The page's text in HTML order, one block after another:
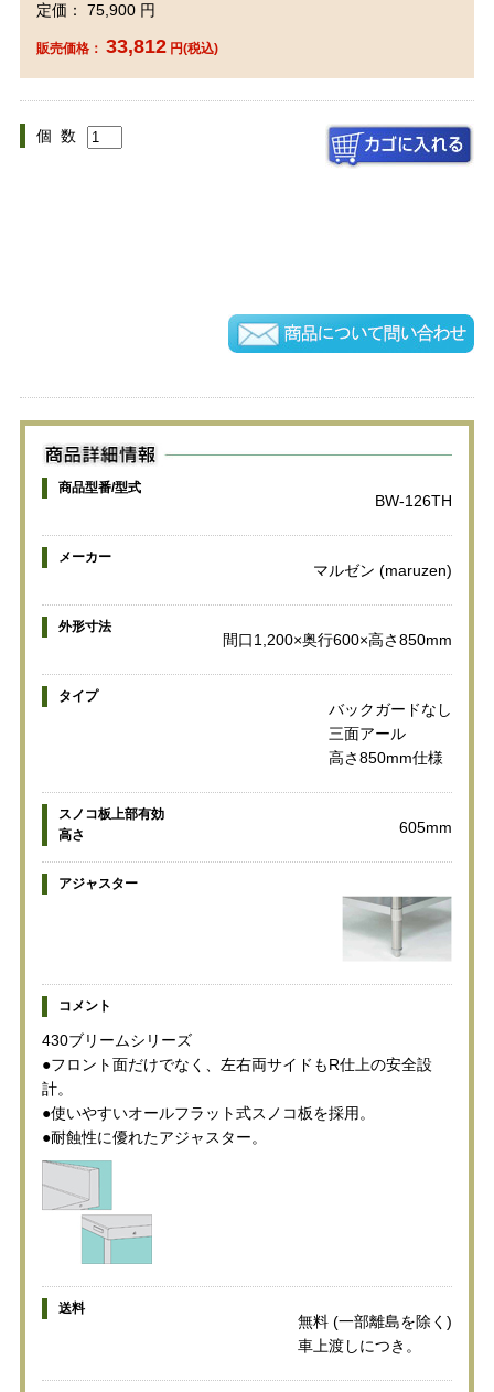
定価： 75,900 円
販売価格： 33,812円(税込)
個 数
商品型番/型式
BW-126TH
メーカー
マルゼン (maruzen)
外形寸法
間口1,200×奥行600×高さ850mm
タイプ
バックガードなし
三面アール
高さ850mm仕様
スノコ板上部有効
高さ
605mm
アジャスター
コメント
430ブリームシリーズ
●フロント面だけでなく、左右両サイドもR仕上の安全設
計。
●使いやすいオールフラット式スノコ板を採用。
●耐蝕性に優れたアジャスター。
送料
無料 (一部離島を除く)
車上渡しにつき。